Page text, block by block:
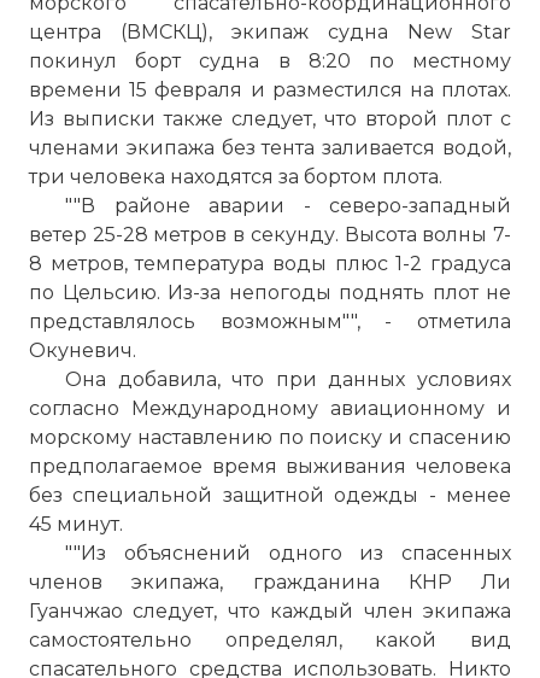
центра (ВМСКЦ), экипаж судна New Star
покинул борт судна в 8:20 по местному
времени 15 февраля и разместился на плотах.
Из выписки также следует, что второй плот с
членами экипажа без тента заливается водой,
три человека находятся за бортом плота.
""В районе аварии - северо-западный
ветер 25-28 метров в секунду. Высота волны 7-
8 метров, температура воды плюс 1-2 градуса
по Цельсию. Из-за непогоды поднять плот не
представлялось возможным"", - отметила
Окуневич.
Она добавила, что при данных условиях
согласно Международному авиационному и
морскому наставлению по поиску и спасению
предполагаемое время выживания человека
без специальной защитной одежды - менее
45 минут.
""Из объяснений одного из спасенных
членов экипажа, гражданина КНР Ли
Гуанчжао следует, что каждый член экипажа
самостоятельно определял, какой вид
спасательного средства использовать. Никто
☓